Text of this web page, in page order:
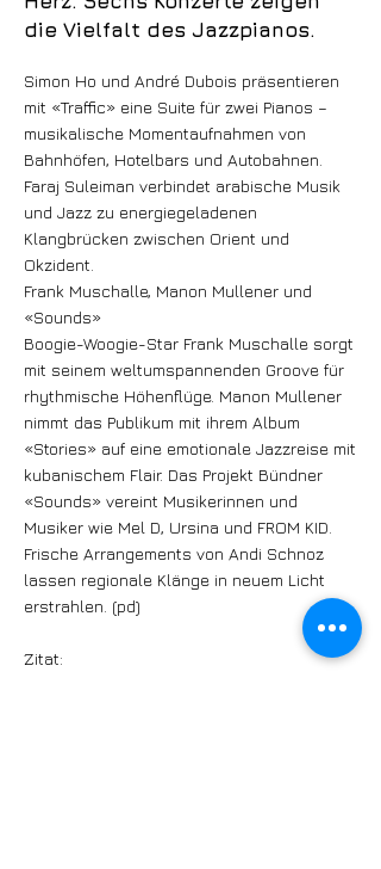
die Vielfalt des Jazzpianos.
Simon Ho und André Dubois präsentieren
mit «Traffic» eine Suite für zwei Pianos –
musikalische Momentaufnahmen von
Bahnhöfen, Hotelbars und Autobahnen.
Faraj Suleiman verbindet arabische Musik
und Jazz zu energiegeladenen
Klangbrücken zwischen Orient und
Okzident.
Frank Muschalle, Manon Mullener und
«Sounds»
Boogie-Woogie-Star Frank Muschalle sorgt
mit seinem weltumspannenden Groove für
rhythmische Höhenflüge. Manon Mullener
nimmt das Publikum mit ihrem Album
«Stories» auf eine emotionale Jazzreise mit
kubanischem Flair. Das Projekt Bündner
«Sounds» vereint Musikerinnen und
Musiker wie Mel D, Ursina und FROM KID.
Frische Arrangements von Andi Schnoz
lassen regionale Klänge in neuem Licht
erstrahlen. (pd)
Zitat: